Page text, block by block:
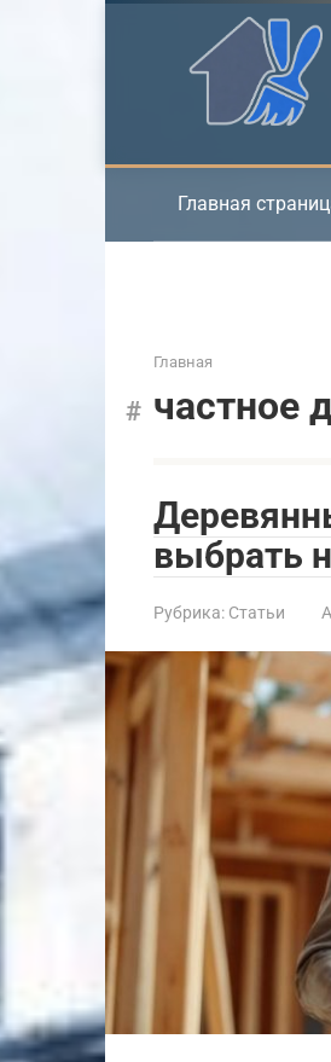
Главная
Главная
частное
выбрать
Рубрика: Статьи